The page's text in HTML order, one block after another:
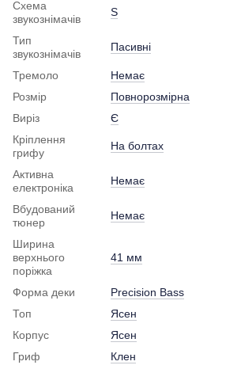
Схема
звукознімачів
S
Тип
звукознімачів
Пасивні
Тремоло
Немає
Розмір
Повнорозмірна
Виріз
Є
Кріплення
грифу
На болтах
Активна
електроніка
Немає
Вбудований
тюнер
Немає
Ширина
верхнього
поріжка
41 мм
Форма деки
Precision Bass
Топ
Ясен
Корпус
Ясен
Гриф
Клен